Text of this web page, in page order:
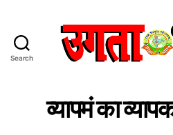
Search
ता
भा
व्यापमं का